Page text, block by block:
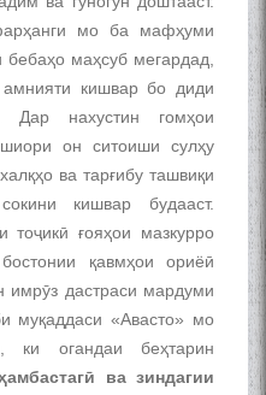
мо ба мафҳуми
бебаҳо маҳсуб мегардад,
кишвар бо диди
Дар нахустин гомҳои
он ситоиши сулҳу
ва тарғибу ташвиқи
кишвар будааст.
тоҷикӣ ғояҳои мазкурро
қавмҳои ориёӣ
имрӯз дастраси мардуми
муқаддаси «Авасто» мо
ки огандаи беҳтарин
ва зиндагии